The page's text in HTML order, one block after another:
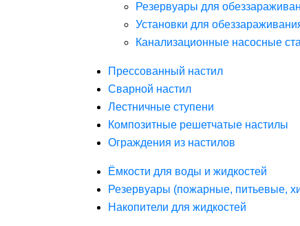
Резервуары для
Установки для
Канализационные насосные
Прессованный настил
Сварной настил
Лестничные ступени
Композитные решетчатые настилы
Ограждения из настилов
Ёмкости для воды и жидкостей
Резервуары (пожарные, питьевые,
Накопители для жидкостей